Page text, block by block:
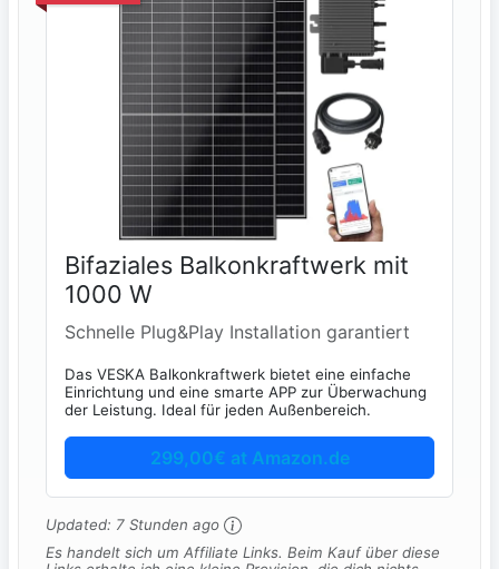
Bifaziales Balkonkraftwerk mit
1000 W
Schnelle Plug&Play Installation garantiert
Das VESKA Balkonkraftwerk bietet eine einfache
Einrichtung und eine smarte APP zur Überwachung
der Leistung. Ideal für jeden Außenbereich.
299,00€ at Amazon.de
Updated: 7 Stunden ago
Es handelt sich um Affiliate Links. Beim Kauf über diese